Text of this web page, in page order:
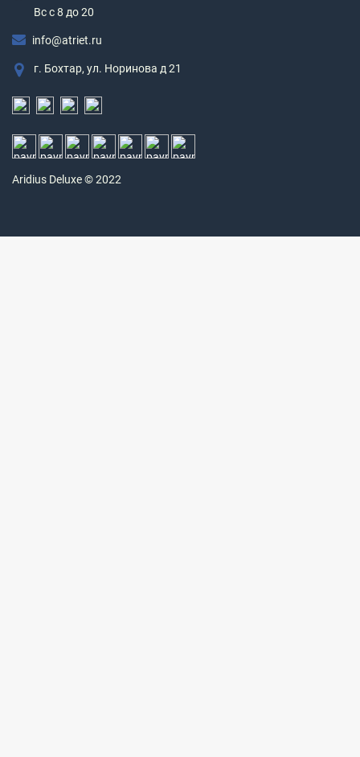
Вс c 8 до 20
info@atriet.ru
г. Бохтар, ул. Норинова д 21
Aridius Deluxe © 2022